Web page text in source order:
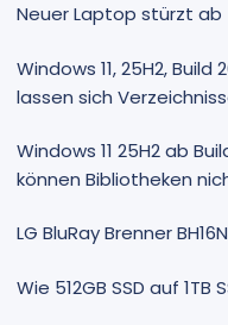
Neuer Laptop stürzt ab
Windows 11, 25H2, Build
lassen sich
Windows 11 25H2 ab
können Bibliotheken
LG BluRay Brenner
Wie 512GB SSD auf 1TB